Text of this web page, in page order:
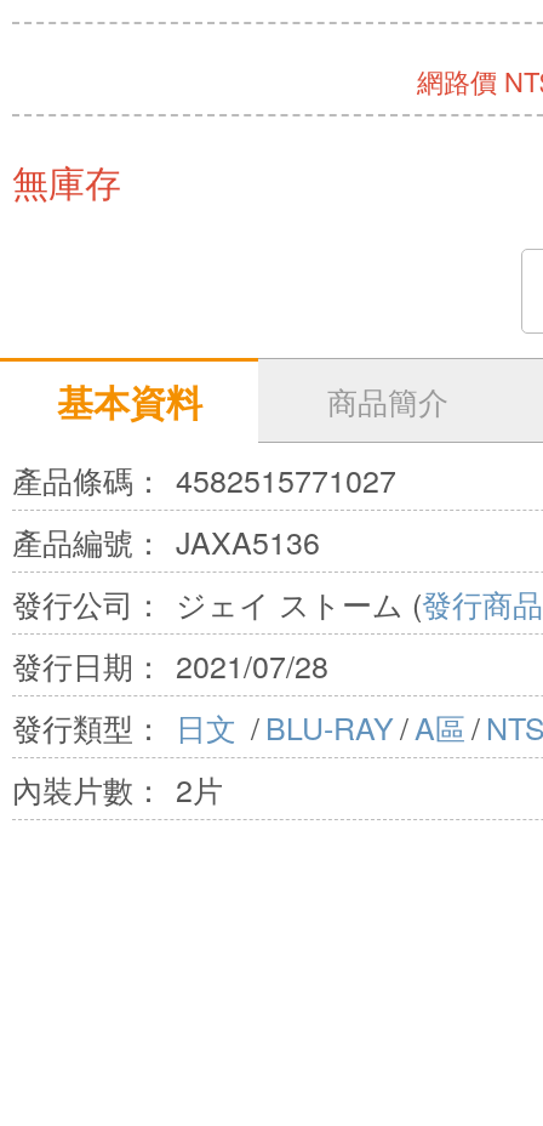
網路價
無庫存
基本資料
商品簡介
產品條碼： 4582515771027
產品編號： JAXA5136
發行公司：
ジェイ ストーム (發行商品
發行日期：
2021/07/28
發行類型：
日文 /BLU-RAY/A區/
內裝片數：
2片